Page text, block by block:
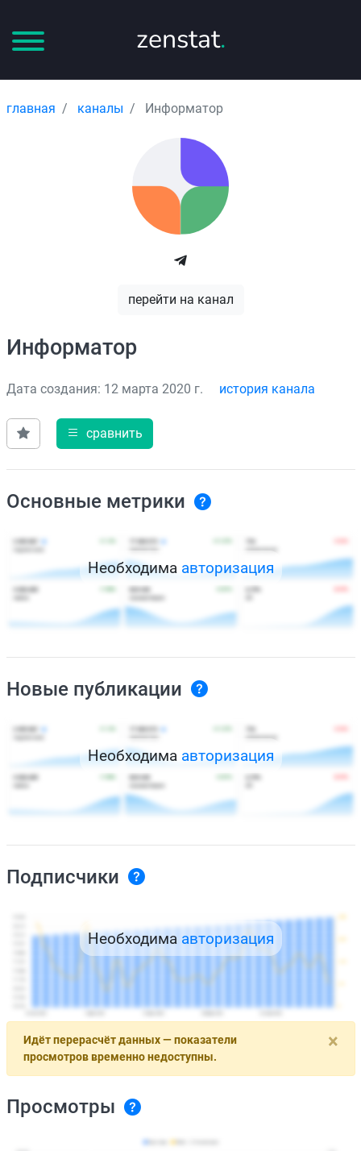
zenstat.
главная каналы Информатор
перейти на канал
Информатор
Дата создания: 12 марта 2020 г. история канала
сравнить
Основные метрики
Необходима авторизация
Новые публикации
Необходима авторизация
Подписчики
Необходима авторизация
×
Идёт перерасчёт данных — показатели
просмотров временно недоступны.
Просмотры